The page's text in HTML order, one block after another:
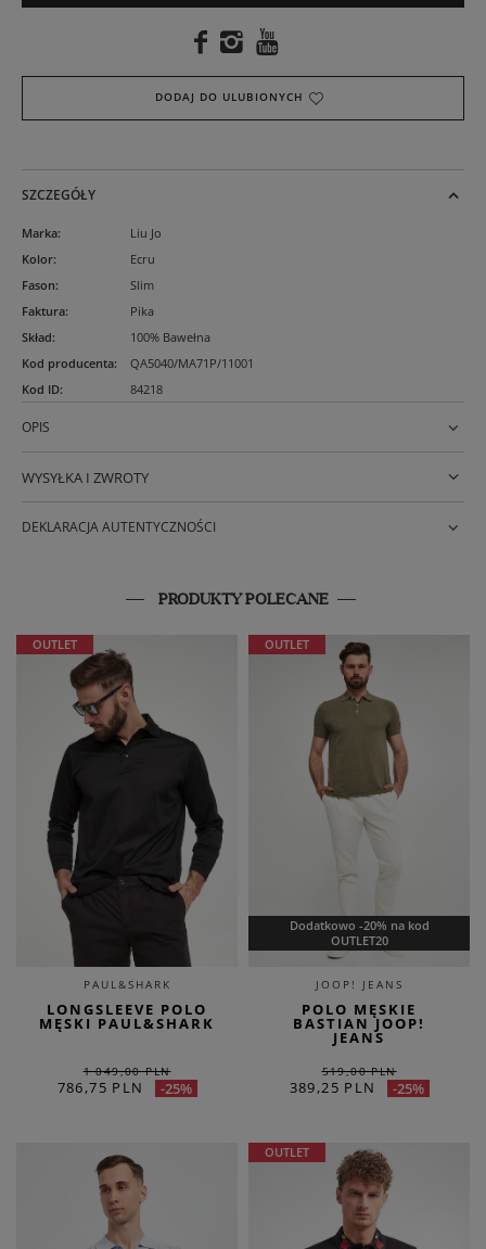
DODAJ DO ULUBIONYCH
SZCZEGÓŁY
Marka:
Liu Jo
Kolor:
Ecru
Fason:
Slim
Faktura:
Pika
Skład:
100% Bawełna
Kod producenta:
QA5040/MA71P/11001
Kod ID: 84218
OPIS
WYSYŁKA I ZWROTY
DEKLARACJA AUTENTYCZNOŚCI
PRODUKTY POLECANE
OUTLET
PAUL&SHARK
LONGSLEEVE POLO
MĘSKI PAUL&SHARK
1 049,00 PLN
786,75 PLN -25%
Dodatkowo -20% na kod
OUTLET20
OUTLET
JOOP! JEANS
POLO MĘSKIE
BASTIAN JOOP!
JEANS
519,00 PLN
389,25 PLN -25%
OUTLET